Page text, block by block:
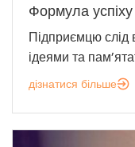
Формула успіху
Підприємцю слід
ідеями та
дізнатися більше